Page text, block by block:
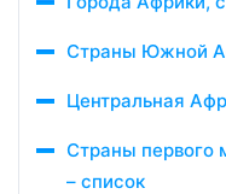
Страны Южной
Центральная
Страны первого
– список